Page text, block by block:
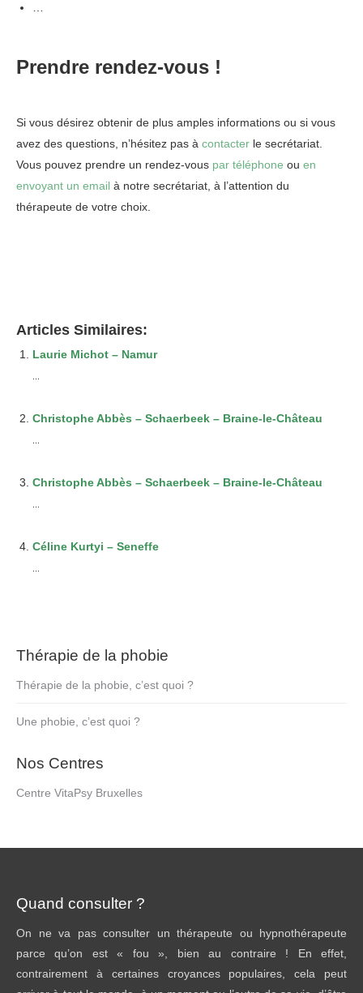
…
Prendre rendez-vous !
Si vous désirez obtenir de plus amples informations ou si vous
avez des questions, n’hésitez pas à contacter le secrétariat.
Vous pouvez prendre un rendez-vous par téléphone ou en
envoyant un email à notre secrétariat, à l’attention du
thérapeute de votre choix.
Articles Similaires:
Laurie Michot – Namur
...
Christophe Abbès – Schaerbeek – Braine-le-Château
...
Christophe Abbès – Schaerbeek – Braine-le-Château
...
Céline Kurtyi – Seneffe
...
Thérapie de la phobie
Thérapie de la phobie, c’est quoi ?
Une phobie, c’est quoi ?
Nos Centres
Centre VitaPsy Bruxelles
Quand consulter ?
On ne va pas consulter un thérapeute ou hypnothérapeute
parce qu’on est « fou », bien au contraire ! En effet,
contrairement à certaines croyances populaires, cela peut